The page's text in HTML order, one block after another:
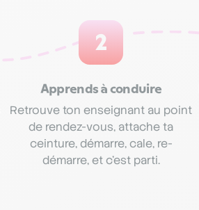
2
Apprends à conduire
Retrouve ton enseignant au point
de rendez-vous, attache ta
ceinture, démarre, cale, re-
démarre, et c’est parti.